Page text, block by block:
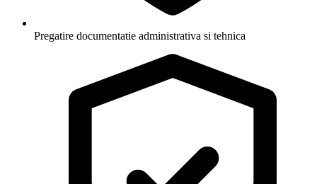
Pregatire documentatie administrativa si tehnica